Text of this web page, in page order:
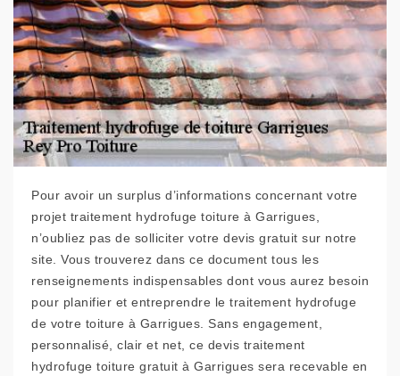
Pour avoir un surplus d’informations concernant votre
projet traitement hydrofuge toiture à Garrigues,
n’oubliez pas de solliciter votre devis gratuit sur notre
site. Vous trouverez dans ce document tous les
renseignements indispensables dont vous aurez besoin
pour planifier et entreprendre le traitement hydrofuge
de votre toiture à Garrigues. Sans engagement,
personnalisé, clair et net, ce devis traitement
hydrofuge toiture gratuit à Garrigues sera recevable en